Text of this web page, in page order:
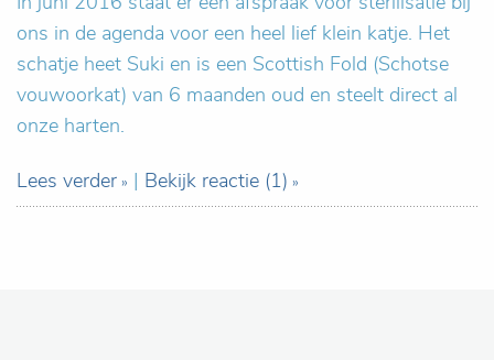
ons in de agenda voor een heel lief klein katje. Het
schatje heet Suki en is een Scottish Fold (Schotse
vouwoorkat) van 6 maanden oud en steelt direct al
onze harten.
Lees verder | Bekijk reactie (1)